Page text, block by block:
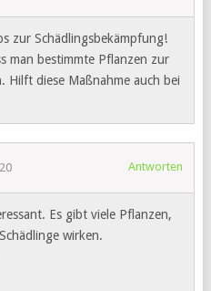
zur Schädlingsbekämpfung!
man bestimmte Pflanzen zur
Hilft diese Maßnahme auch bei
Antworten
Es gibt viele Pflanzen,
wirken.